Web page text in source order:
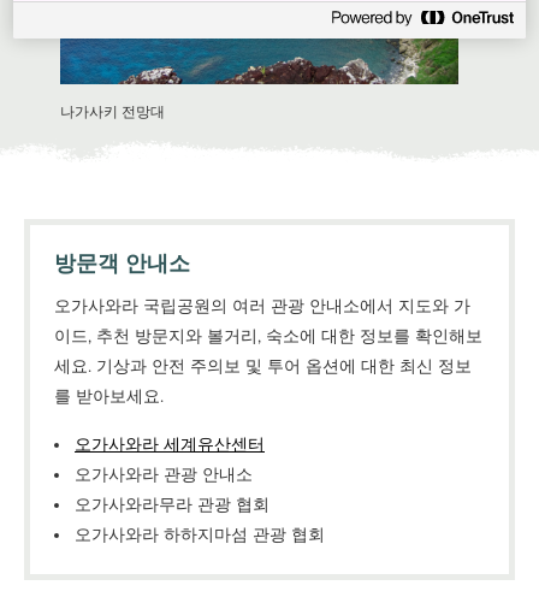
나가사키 전망대
방문객 안내소
오가사와라 국립공원의 여러 관광 안내소에서 지도와 가
이드, 추천 방문지와 볼거리, 숙소에 대한 정보를 확인해보
세요. 기상과 안전 주의보 및 투어 옵션에 대한 최신 정보
를 받아보세요.
오가사와라 세계유산센터
오가사와라 관광 안내소
오가사와라무라 관광 협회
오가사와라 하하지마섬 관광 협회